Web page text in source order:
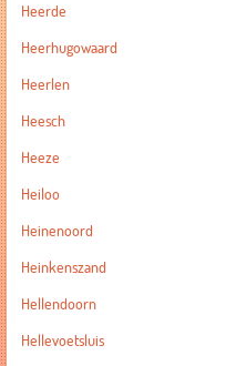
Heerde
Heerhugowaard
Heerlen
Heesch
Heeze
Heiloo
Heinenoord
Heinkenszand
Hellendoorn
Hellevoetsluis